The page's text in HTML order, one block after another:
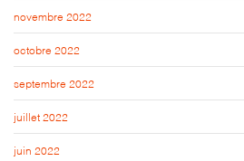
novembre 2022
octobre 2022
septembre 2022
juillet 2022
juin 2022